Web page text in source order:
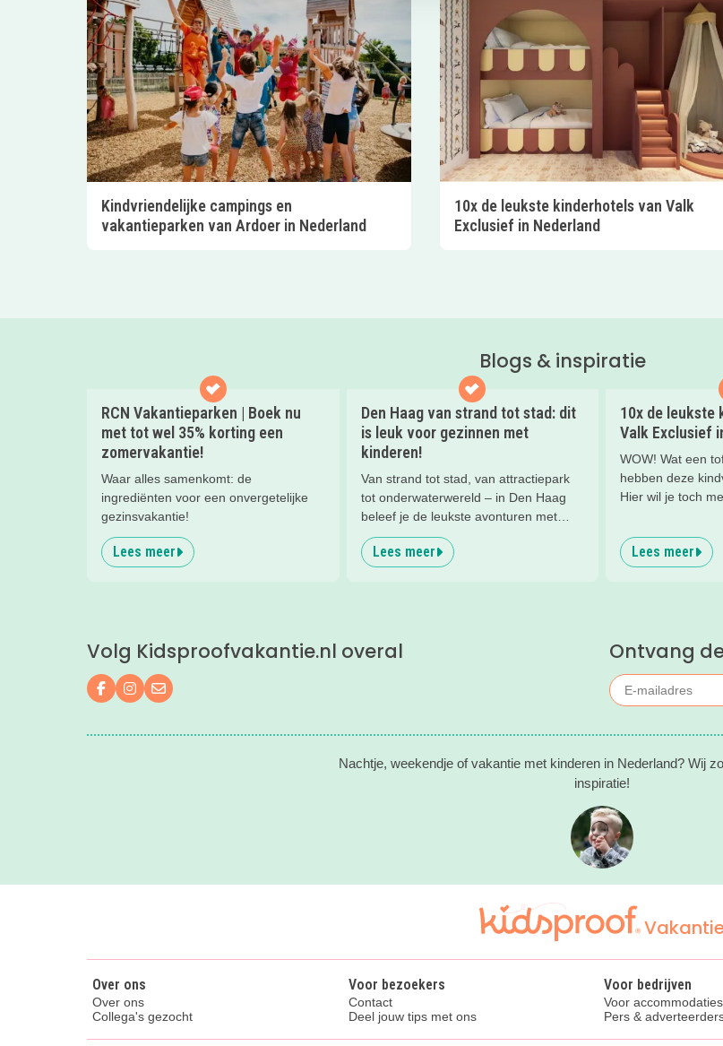
Kindvriendelijke campings en
vakantieparken van Ardoer in Nederland
10x de leukste kinderhotels van Valk
Exclusief in Nederland
Blogs & inspiratie
RCN Vakantieparken | Boek nu
met tot wel 35% korting een
zomervakantie!
Waar alles samenkomt: de
ingrediënten voor een onvergetelijke
gezinsvakantie!
Lees meer
Den Haag van strand tot stad: dit
is leuk voor gezinnen met
kinderen!
Van strand tot stad, van attractiepark
tot onderwaterwereld – in Den Haag
beleef je de leukste avonturen met
kinderen. En tussendoor? Even
ontspannen met een lekkere lunch op
Lees meer
10x de leukste
Valk Exclusief
WOW! Wat een
hebben deze
Hier wil je toch
kinderhotels van
een heerlijk
kind(eren).
Lees meer
Volg Kidsproofvakantie.nl overal
Volg ons op Facebook
Volg ons op Instagram
Mail ons
Ontvang
Nachtje, weekendje of vakantie met kinderen in Nederland? Wij
inspiratie!
Over ons
Over ons
Collega's gezocht
Voor bezoekers
Contact
Deel jouw tips met ons
Voor bedrijven
Voor accommodaties
Pers &